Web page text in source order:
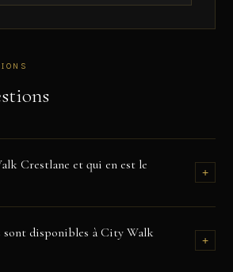
Crestlane et qui en est le
+
, le promoteur principal de Dubaï, au sein du
Meraas est à l'origine de Bluewaters
sont disponibles à City Walk
+